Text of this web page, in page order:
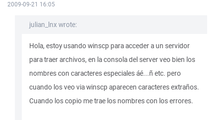
2009-09-21 16:05
julian_lnx wrote:
Hola, estoy usando winscp para acceder a un servidor
para traer archivos, en la consola del server veo bien los
nombres con caracteres especiales áé...ñ etc. pero
cuando los veo via winscp aparecen caracteres extraños.
Cuando los copio me trae los nombres con los errores.